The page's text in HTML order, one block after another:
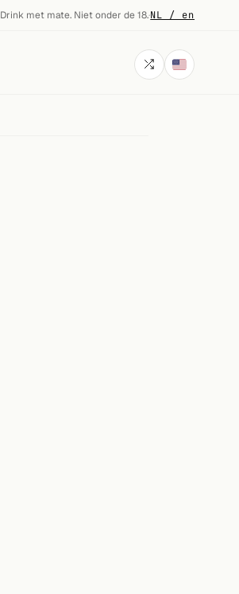
Drink met mate. Niet onder de 18.·NL / en